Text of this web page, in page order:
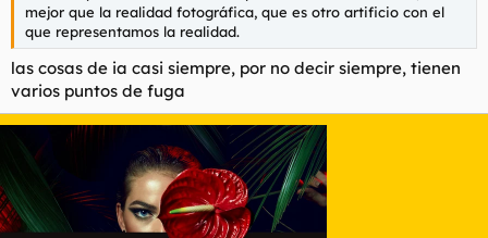
mejor que la realidad fotográfica, que es otro artificio con el
que representamos la realidad.
las cosas de ia casi siempre, por no decir siempre, tienen
varios puntos de fuga